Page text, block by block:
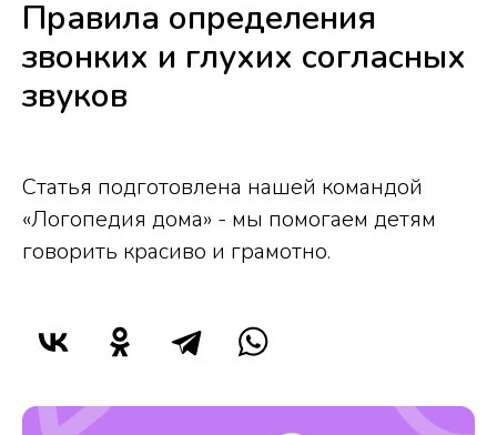
Правила определения
звонких и глухих согласных
звуков
Статья подготовлена нашей командой
«Логопедия дома» - мы помогаем детям
говорить красиво и грамотно.